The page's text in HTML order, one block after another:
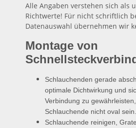
Alle Angaben verstehen sich als
Richtwerte! Für nicht schriftlich
Datenauswahl übernehmen wir
Montage von
Schlauchenden gerade
optimale Dichtwirkung und
Verbindung zu
Schlauchende nicht oval sein.
Schlauchende reinigen,